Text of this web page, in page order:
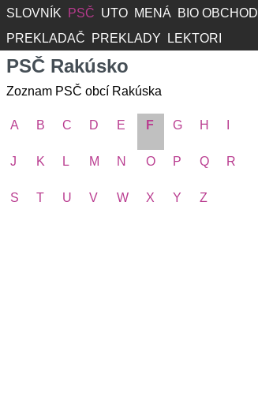
SLOVNÍK PSČ UTO MENÁ
BIO OBCHOD
PREKLADAČ
PREKLADY LEKTORI
PSČ Rakúsko
Zoznam PSČ obcí Rakúska
A B C D E F G H
J K L M N O P Q R
S T U V W X Y Z